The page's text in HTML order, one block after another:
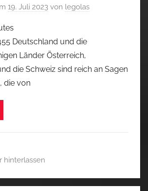
19. Juli 2023 von legolas
Deutschland und die
Länder Österreich,
die Schweiz sind reich an Sagen
die von
hinterlassen